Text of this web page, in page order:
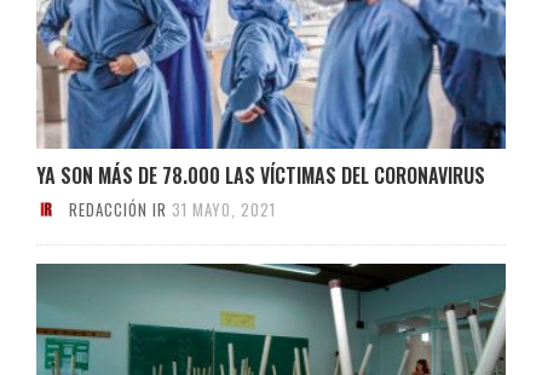
YA SON MÁS DE 78.000 LAS VÍCTIMAS DEL CORONAVIRUS
REDACCIÓN IR 31 MAYO, 2021